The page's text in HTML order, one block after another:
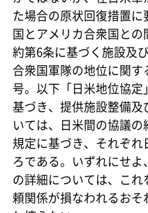
た場合の原状回復措置
国とアメリカ合衆国と
約第6条に基づく施設及
合衆国軍隊の地位に関
号。以下「日米地位協
基づき、提供施設整備
いては、日米間の協議
規定に基づき、それぞ
ろである。いずれにせ
の詳細については、こ
頼関係が損なわれるお